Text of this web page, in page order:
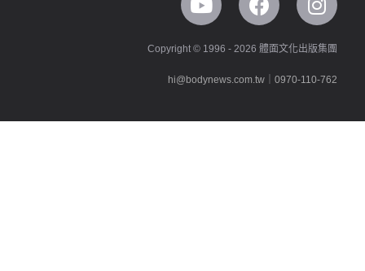
Copyright © 1996 - 2026 體面文化出版集團
hi@bodynews.com.tw 0970-110-762